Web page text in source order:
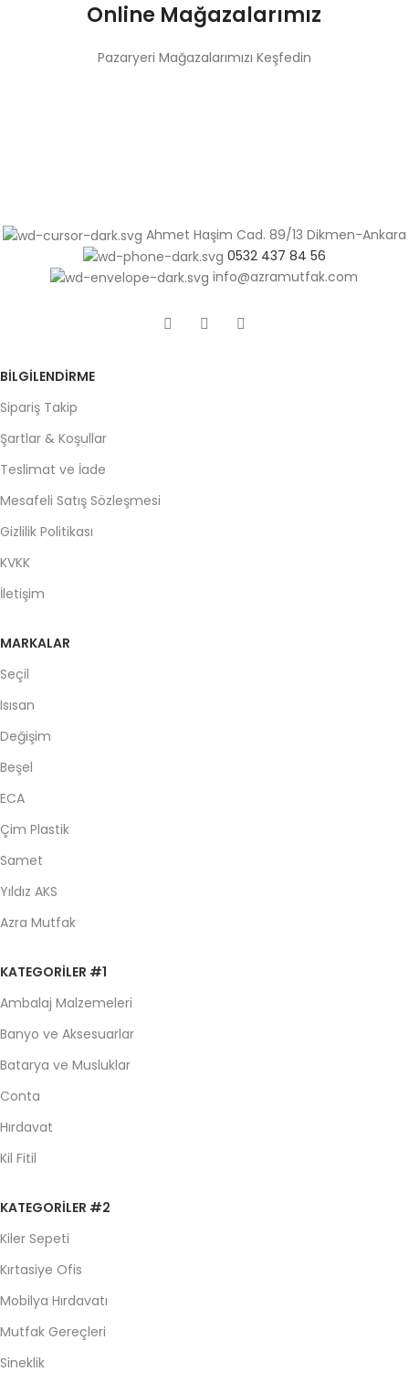
Online Mağazalarımız
Pazaryeri Mağazalarımızı Keşfedin
Ahmet Haşim Cad. 89/13 Dikmen-Ankara
0532 437 84 56
info@azramutfak.com
BILGILENDIRME
Sipariş Takip
Şartlar & Koşullar
Teslimat ve İade
Mesafeli Satış Sözleşmesi
Gizlilik Politikası
KVKK
İletişim
MARKALAR
Seçil
Isısan
Değişim
Beşel
ECA
Çim Plastik
Samet
Yıldız AKS
Azra Mutfak
KATEGORILER #1
Ambalaj Malzemeleri
Banyo ve Aksesuarlar
Batarya ve Musluklar
Conta
Hırdavat
Kil Fitil
KATEGORILER #2
Kiler Sepeti
Kırtasiye Ofis
Mobilya Hırdavatı
Mutfak Gereçleri
Sineklik